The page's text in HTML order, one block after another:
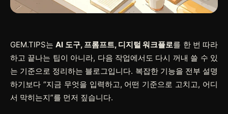
GEM.TIPS는AI 도구, 프롬프트, 디지털 워크플로를 한 번 따라
하고 끝나는 팁이 아니라, 다음 작업에서도 다시 꺼내 쓸 수 있
는 기준으로 정리하는 블로그입니다. 복잡한 기능을 전부 설명
하기보다 “지금 무엇을 입력하고, 어떤 기준으로 고치고, 어디
서 막히는지”를 먼저 짚습니다.